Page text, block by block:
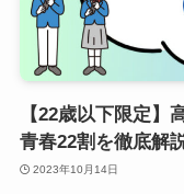
【22歳以下限定】
青春22割を徹底解
2023年10月14日